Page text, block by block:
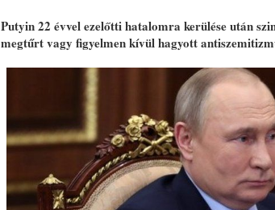
Putyin 22 évvel ezelőtti hatalomra kerülése után
megtűrt vagy figyelmen kívül hagyott